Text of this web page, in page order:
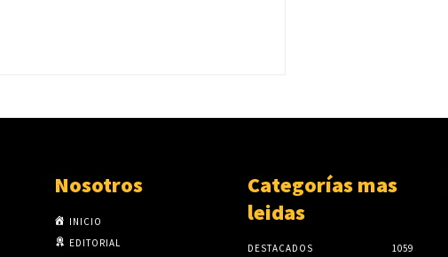
Nosotros
INICIO
EDITORIAL
Categorías mas
leidas
DESTACADOS
1059